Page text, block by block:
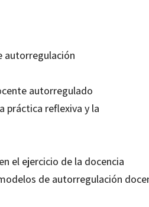
autorregulación
autorregulado
práctica reflexiva y la
el ejercicio de la docencia
de autorregulación